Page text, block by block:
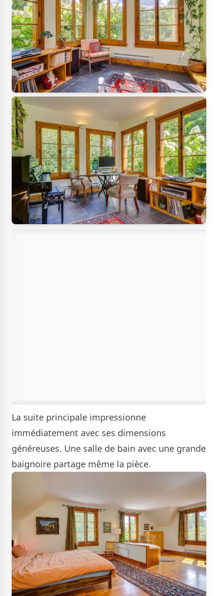
La suite principale impressionne
immédiatement avec ses dimensions
généreuses. Une salle de bain avec une grande
baignoire partage même la pièce.